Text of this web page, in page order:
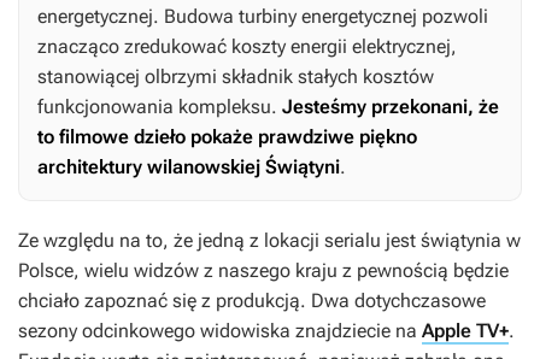
energetycznej. Budowa turbiny energetycznej pozwoli
znacząco zredukować koszty energii elektrycznej,
stanowiącej olbrzymi składnik stałych kosztów
funkcjonowania kompleksu. Jesteśmy przekonani, że
to filmowe dzieło pokaże prawdziwe piękno
architektury wilanowskiej Świątyni.
Ze względu na to, że jedną z lokacji serialu jest świątynia w
Polsce, wielu widzów z naszego kraju z pewnością będzie
chciało zapoznać się z produkcją. Dwa dotychczasowe
sezony odcinkowego widowiska znajdziecie na Apple TV+.